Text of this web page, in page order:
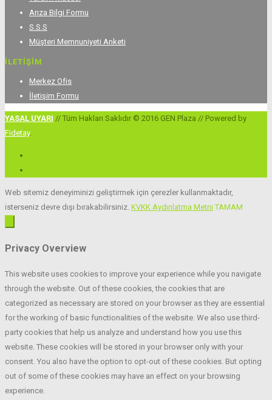
Arıza Bilgi Formu
S.S.S
Müşteri Memnuniyeti Anketi
İLETİŞİM
Merkez Ofis
İletişim Formu
YASAL UYARI // Tüm Hakları Saklıdır © 2016 GEN Plaza // Powered by
Fidetay.
Web sitemiz deneyiminizi geliştirmek için çerezler kullanmaktadır,
isterseniz devre dışı bırakabilirsiniz. KVKK Aydınlatma Metni TAMAM
Privacy Overview
This website uses cookies to improve your experience while you navigate
through the website. Out of these cookies, the cookies that are
categorized as necessary are stored on your browser as they are essential
for the working of basic functionalities of the website. We also use third-
party cookies that help us analyze and understand how you use this
website. These cookies will be stored in your browser only with your
consent. You also have the option to opt-out of these cookies. But opting
out of some of these cookies may have an effect on your browsing
experience.